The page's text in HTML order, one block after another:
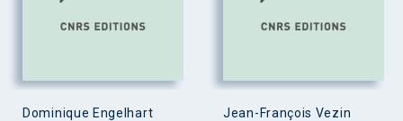
Dominique Engelhart Jean-François Vezin